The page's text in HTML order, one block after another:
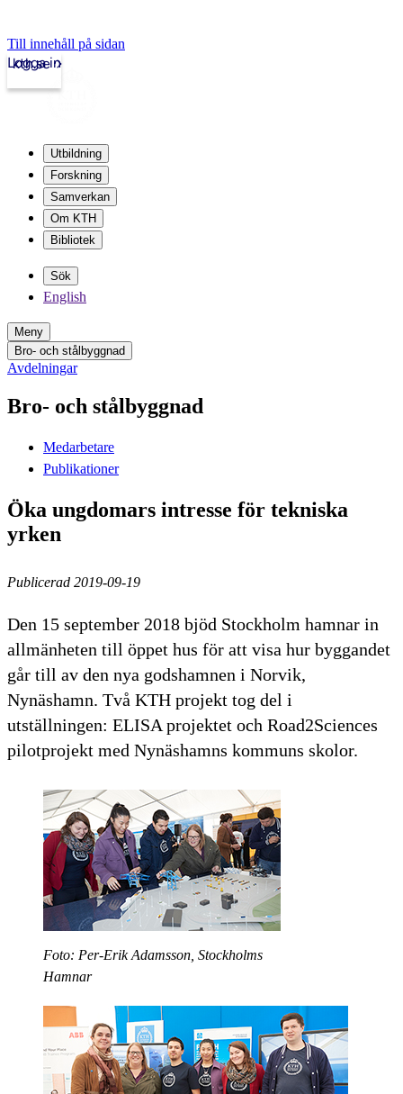
Till innehåll på sidan
kth.se
Logga in
Utbildning
Forskning
Samverkan
Om KTH
Bibliotek
Sök
English
Meny
Bro- och stålbyggnad
Avdelningar
Bro- och stålbyggnad
Medarbetare
Publikationer
Öka ungdomars intresse för tekniska
yrken
Publicerad 2019-09-19
Den 15 september 2018 bjöd Stockholm hamnar in
allmänheten till öppet hus för att visa hur byggandet
går till av den nya godshamnen i Norvik,
Nynäshamn. Två KTH projekt tog del i
utställningen: ELISA projektet och Road2Sciences
pilotprojekt med Nynäshamns kommuns skolor.
Foto: Per-Erik Adamsson, Stockholms
Hamnar